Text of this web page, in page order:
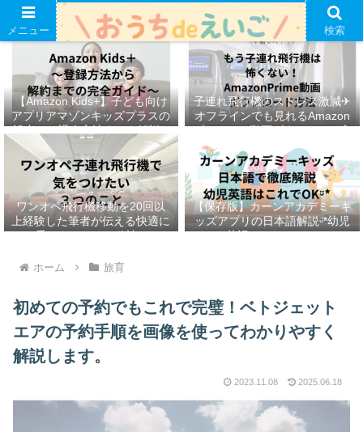
【Amazon Kids+】子ども向け
アプリアマゾンキッズプラスの
設定から退会方法までを解説ᵕ̈*
子連れ飛行機のストレス激減✈︎
オフラインでも見れるAmazon
プライムの動画ダウンロード方
ワンオペ飛行機移動を20回以
上経験した筆者が伝える快適に
乗りきるための秘訣ᵕ̈*
【保存版】カーンアカデミーキ
ッズアプリの日本語解説ᵕ̈*幼児
英語はこれでOKᵕ̈*
ホーム 旅育
初めての予約でもこれで完璧！ベトジェット
エアの予約手順を画像を使ってわかりやすく
解説します。
2023.11.08 2025.06.18
メニュー 検索